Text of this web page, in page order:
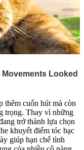
thêm cuốn hút mà còn
trọng. Thay vì những
trở thành lựa chọn
khuyết điểm tóc bạc
giúp hạn chế tình